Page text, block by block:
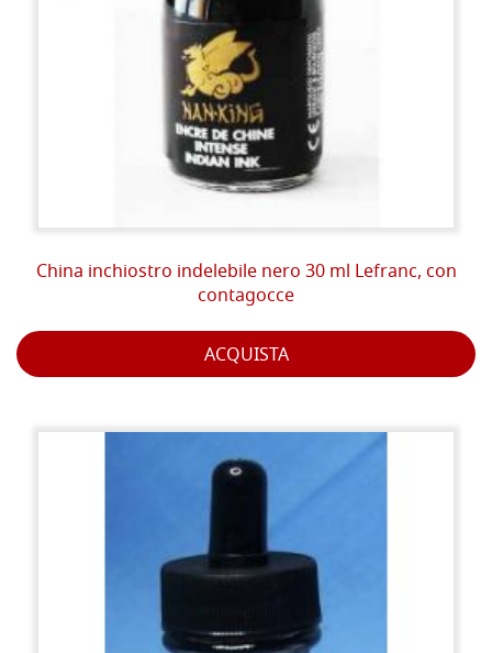
China inchiostro indelebile nero 30 ml Lefranc, con
contagocce
ACQUISTA